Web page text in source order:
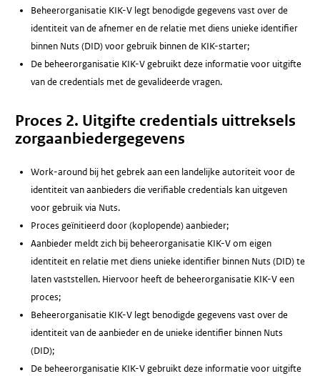
Beheerorganisatie KIK-V legt benodigde gegevens vast over de
identiteit van de afnemer en de relatie met diens unieke identifier
binnen Nuts (DID) voor gebruik binnen de KIK-starter;
De beheerorganisatie KIK-V gebruikt deze informatie voor uitgifte
van de credentials met de gevalideerde vragen.
Proces 2. Uitgifte credentials uittreksels
zorgaanbiedergegevens
Work-around bij het gebrek aan een landelijke autoriteit voor de
identiteit van aanbieders die verifiable credentials kan uitgeven
voor gebruik via Nuts.
Proces geïnitieerd door (koplopende) aanbieder;
Aanbieder meldt zich bij beheerorganisatie KIK-V om eigen
identiteit en relatie met diens unieke identifier binnen Nuts (DID) te
laten vaststellen. Hiervoor heeft de beheerorganisatie KIK-V een
proces;
Beheerorganisatie KIK-V legt benodigde gegevens vast over de
identiteit van de aanbieder en de unieke identifier binnen Nuts
(DID);
De beheerorganisatie KIK-V gebruikt deze informatie voor uitgifte